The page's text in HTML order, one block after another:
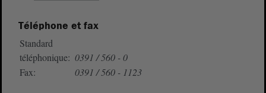
Téléphone et fax
Standard
téléphonique: 0391 / 560 - 0
Fax:
0391 / 560 - 1123